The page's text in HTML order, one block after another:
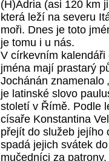
(H)Adria (asi 120 km
která leží na severu
moři. Dnes je toto
je tomu i u nás.
V církevním
jména mají prastarý
Jochánán znamenalo
je latinské slovo
století v Římě. Podle
císaře Konstantina
přejít do služeb jejího
spadá jejich svátek
mučedníci za